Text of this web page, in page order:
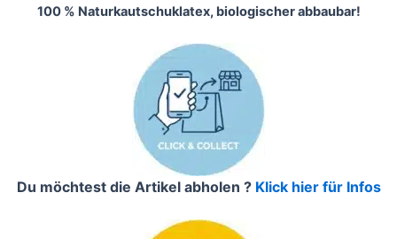
100 % Naturkautschuklatex, biologischer abbaubar!
Du möchtest die Artikel abholen ? Klick hier für Infos